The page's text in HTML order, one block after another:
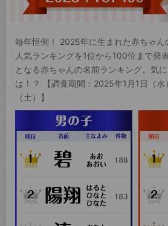
毎年恒例！ 2025年に生まれた赤ちゃん
人気ランキングを1位から100位まで発
となる赤ちゃんの名前ランキング。気
は！？ 【調査期間：2025年1月1日（
（土）】